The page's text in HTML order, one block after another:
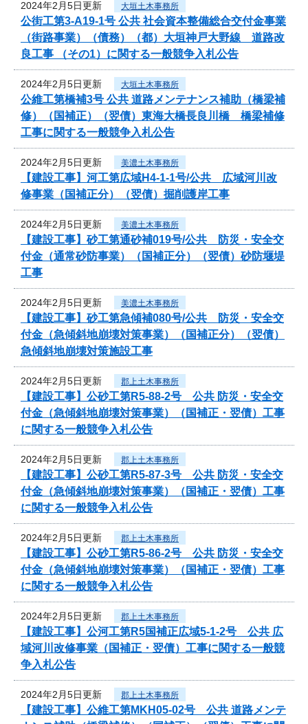
2024年2月5日更新 大垣土木事務所
公街工第3-A19-1号 公共 社会資本整備総合交付金事業
（街路事業）（債務）（都）大垣神戸大野線 道路改
良工事 （その1）に関する一般競争入札公告
2024年2月5日更新 大垣土木事務所
公維工第橋補3号 公共 道路メンテナンス補助（橋梁補
修）（国補正）（翌債）東海大橋長良川橋 橋梁補修
工事に関する一般競争入札公告
2024年2月5日更新 美濃土木事務所
【建設工事】河工第広域H4-1-1号/公共 広域河川改
修事業（国補正分）（翌債）掘削護岸工事
2024年2月5日更新 美濃土木事務所
【建設工事】砂工第通砂補019号/公共 防災・安全交
付金（通常砂防事業）（国補正分）（翌債）砂防堰堤
工事
2024年2月5日更新 美濃土木事務所
【建設工事】砂工第急傾補080号/公共 防災・安全交
付金（急傾斜地崩壊対策事業）（国補正分）（翌債）
急傾斜地崩壊対策施設工事
2024年2月5日更新 郡上土木事務所
【建設工事】公砂工第R5-88-2号 公共 防災・安全交
付金（急傾斜地崩壊対策事業）（国補正・翌債）工事
に関する一般競争入札公告
2024年2月5日更新 郡上土木事務所
【建設工事】公砂工第R5-87-3号 公共 防災・安全交
付金（急傾斜地崩壊対策事業）（国補正・翌債）工事
に関する一般競争入札公告
2024年2月5日更新 郡上土木事務所
【建設工事】公砂工第R5-86-2号 公共 防災・安全交
付金（急傾斜地崩壊対策事業）（国補正・翌債）工事
に関する一般競争入札公告
2024年2月5日更新 郡上土木事務所
【建設工事】公河工第R5国補正広域5-1-2号 公共 広
域河川改修事業（国補正・翌債）工事に関する一般競
争入札公告
2024年2月5日更新 郡上土木事務所
【建設工事】公維工第MKH05-02号 公共 道路メンテ